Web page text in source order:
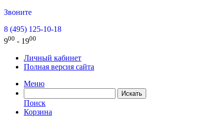
Звоните
8 (495) 125-10-18
900 - 1900
Личный кабинет
Полная версия сайта
Меню
Поиск
Корзина